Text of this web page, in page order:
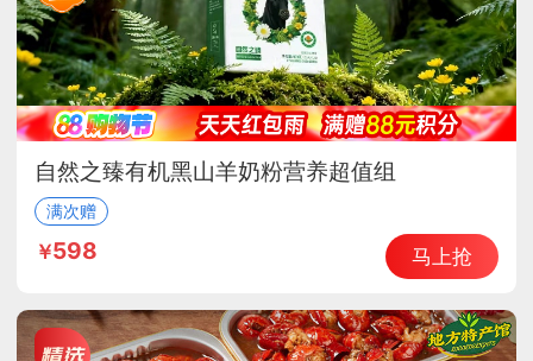
自然之臻有机黑山羊奶粉营养超值组
满次赠
598 马上抢